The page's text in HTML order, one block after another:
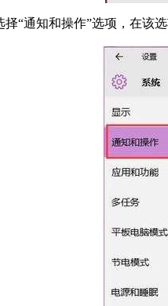
“通知和操作”选项，在该